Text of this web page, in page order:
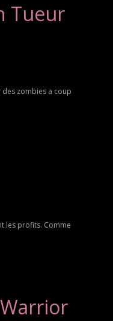
Tueur
zombies a coup
les profits. Comme